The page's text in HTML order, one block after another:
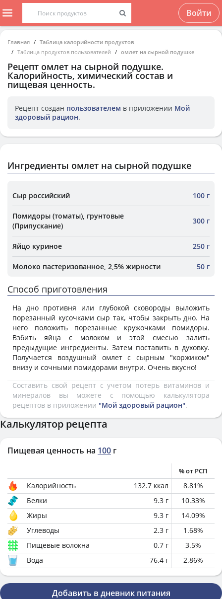
Войти
Главная
Таблица калорийности продуктов
Таблица продуктов пользователей
омлет на сырной подушке
Рецепт омлет на сырной подушке.
Калорийность, химический состав и
пищевая ценность.
Рецепт создан пользователем в приложении Мой
здоровый рацион.
Ингредиенты омлет на сырной подушке
Сыр российский 100 г
Помидоры (томаты), грунтовые
(Припускание)
300 г
Яйцо куриное 250 г
Молоко пастеризованное, 2,5% жирности 50 г
Способ приготовления
На дно противня или глубокой сковороды выложить
порезанный кусочками сыр так, чтобы закрыть дно. На
него положить порезанные кружочками помидоры.
Взбить яйца с молоком и этой смесью залить
предыдущие ингредиенты. Затем поставить в духовку.
Получается воздушный омлет с сырным "коржиком"
внизу и сочными помидорами внутри. Очень вкусно!
Составить свой рецепт с учетом потерь витаминов и
минералов вы можете с помощью калькулятора
рецептов в приложении "Мой здоровый рацион".
Калькулятор рецепта
Пищевая ценность на 100 г
% от РСП
Калорийность 132.7 ккал 8.81%
Белки
9.3 г 10.33%
Жиры
9.3 г 14.09%
Углеводы
2.3 г 1.68%
Пищевые волокна
0.7 г 3.5%
Вода
76.4 г 2.86%
Добавить в дневник питания